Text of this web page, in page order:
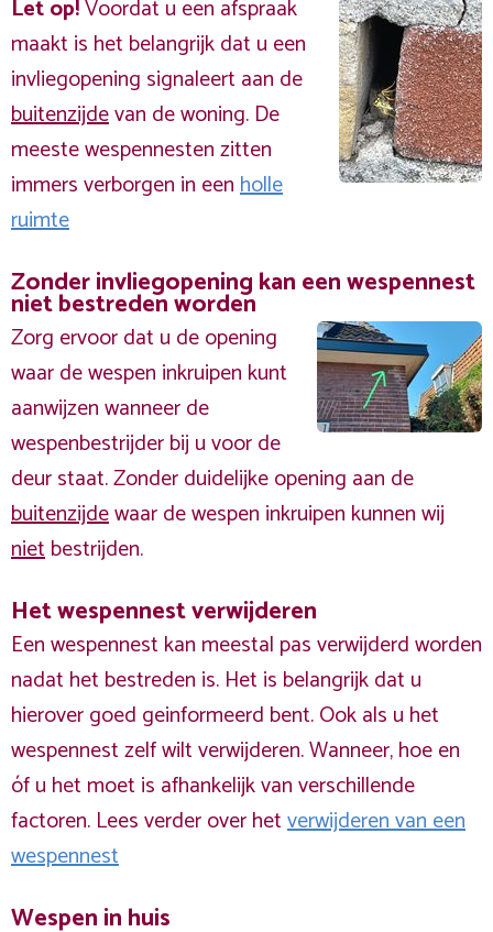
Let op!Voordat u een afspraak
maakt is het belangrijk dat u een
invliegopening signaleert aan de
buitenzijdevan de woning. De
meeste wespennesten zitten
immers verborgen in eenholle
ruimte
Zonder invliegopening kan een wespennest
niet bestreden worden
Zorg ervoor dat u de opening
waar de wespen inkruipen kunt
aanwijzen wanneer de
wespenbestrijder bij u voor de
deur staat. Zonder duidelijke opening aan de
buitenzijdewaar de wespen inkruipen kunnen wij
nietbestrijden.
Het wespennest verwijderen
Een wespennest kan meestal pas verwijderd worden
nadat het bestreden is. Het is belangrijk dat u
hierover goed geinformeerd bent. Ook als u het
wespennest zelf wilt verwijderen. Wanneer, hoe en
óf u het moet is afhankelijk van verschillende
factoren. Lees verder over hetverwijderen van een
wespennest
Wespen in huis